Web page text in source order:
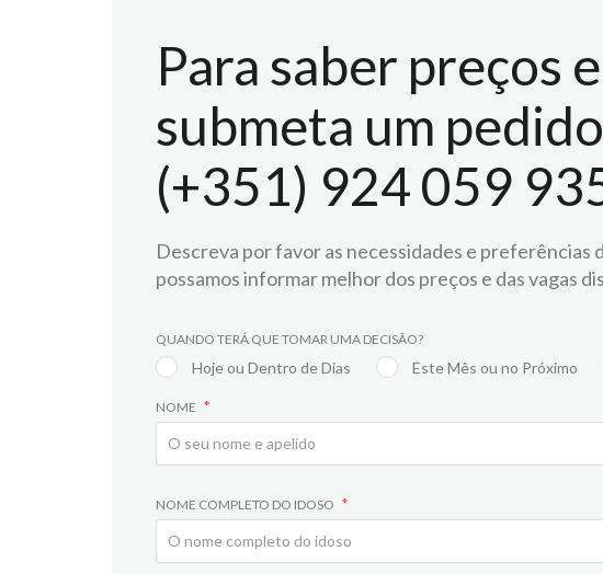
Para saber preços
submeta um
(+351) 924 059
Descreva por favor as necessidades e preferências
possamos informar melhor dos preços e das vagas
QUANDO TERÁ QUE TOMAR UMA DECISÃO?
Hoje ou Dentro de Dias Este Mês ou no Próximo
NOME
NOME COMPLETO DO IDOSO